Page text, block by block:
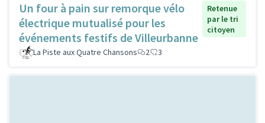
Un four à pain sur remorque vélo
électrique mutualisé pour les
événements festifs de Villeurbanne
Retenue
par le tri
citoyen
La Piste aux Quatre Chansons 2 3